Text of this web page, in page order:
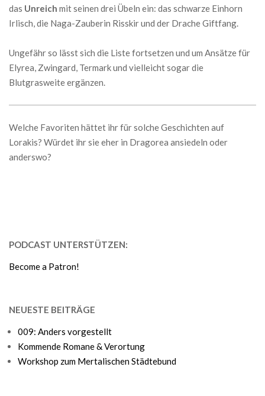
das Unreich mit seinen drei Übeln ein: das schwarze Einhorn
Irlisch, die Naga-Zauberin Risskir und der Drache Giftfang.
Ungefähr so lässt sich die Liste fortsetzen und um Ansätze für
Elyrea, Zwingard, Termark und vielleicht sogar die
Blutgrasweite ergänzen.
Welche Favoriten hättet ihr für solche Geschichten auf
Lorakis? Würdet ihr sie eher in Dragorea ansiedeln oder
anderswo?
PODCAST UNTERSTÜTZEN:
Become a Patron!
NEUESTE BEITRÄGE
009: Anders vorgestellt
Kommende Romane & Verortung
Workshop zum Mertalischen Städtebund